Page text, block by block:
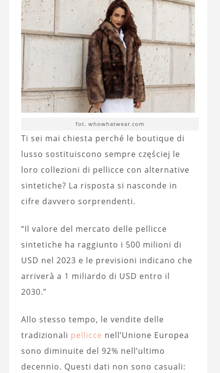
fot. whowhatwear.com
Ti sei mai chiesta perché le boutique di
lusso sostituiscono sempre częściej le
loro collezioni di pellicce con alternative
sintetiche? La risposta si nasconde in
cifre davvero sorprendenti.
“Il valore del mercato delle pellicce
sintetiche ha raggiunto i 500 milioni di
USD nel 2023 e le previsioni indicano che
arriverà a 1 miliardo di USD entro il
2030.”
Allo stesso tempo, le vendite delle
tradizionali pellicce nell’Unione Europea
sono diminuite del 92% nell’ultimo
decennio. Questi dati non sono casuali: